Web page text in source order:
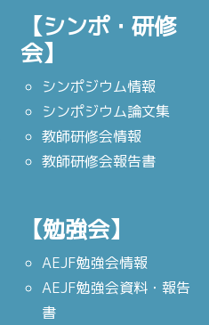
【シンポ・研修
会】
シンポジウム情報
シンポジウム論文集
教師研修会情報
教師研修会報告書
【勉強会】
AEJF勉強会情報
AEJF勉強会資料・報告
書